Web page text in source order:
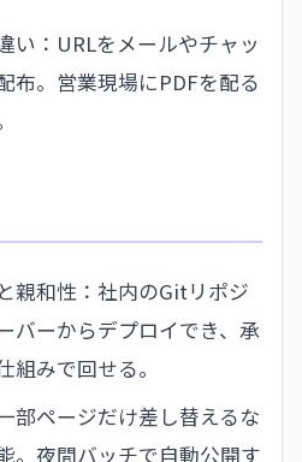
い：URLをメールやチャッ
布。営業現場にPDFを配る
親和性：社内のGitリポジ
バーからデプロイでき、承
組みで回せる。
部ページだけ差し替えるな
。夜間バッチで自動公開す